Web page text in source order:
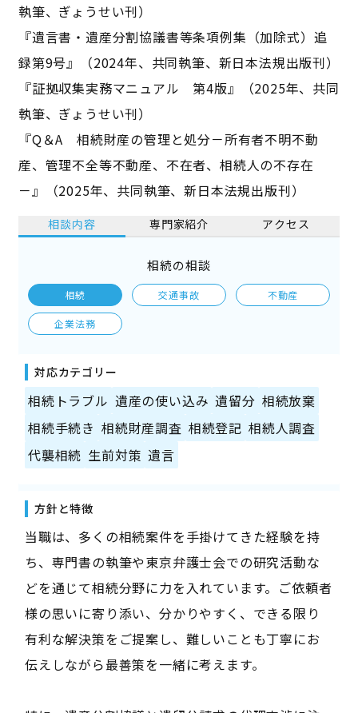
執筆、ぎょうせい刊）
『遺言書・遺産分割協議書等条項例集（加除式）追
録第9号』（2024年、共同執筆、新日本法規出版刊）
『証拠収集実務マニュアル 第4版』（2025年、共同
執筆、ぎょうせい刊）
『Q＆A 相続財産の管理と処分－所有者不明不動
産、管理不全等不動産、不在者、相続人の不存在
－』（2025年、共同執筆、新日本法規出版刊）
相談内容 専門家紹介 アクセス
相続の相談
相続 交通事故 不動産
企業法務
対応カテゴリー
相続トラブル 遺産の使い込み 遺留分 相続放棄
相続手続き 相続財産調査 相続登記 相続人調査
代襲相続 生前対策 遺言
方針と特徴
当職は、多くの相続案件を手掛けてきた経験を持
ち、専門書の執筆や東京弁護士会での研究活動な
どを通じて相続分野に力を入れています。ご依頼者
様の思いに寄り添い、分かりやすく、できる限り
有利な解決策をご提案し、難しいことも丁寧にお
伝えしながら最善策を一緒に考えます。